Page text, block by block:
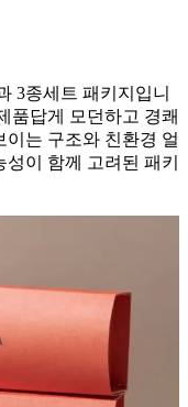
3종세트 패키지입니
품답게 모던하고 경쾌
는 구조와 친환경 얼
이 함께 고려된 패키